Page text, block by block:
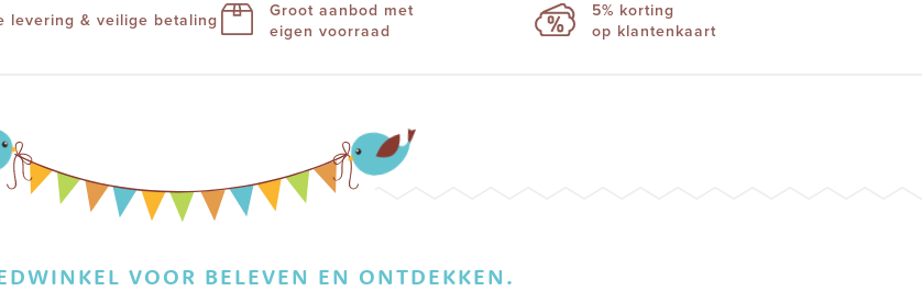
levering & veilige betaling
Groot aanbod met
eigen voorraad
5% korting
op klantenkaart
VOOR BELEVEN EN ONTDEKKEN.